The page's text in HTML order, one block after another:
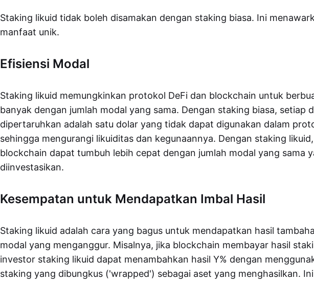
Staking likuid tidak boleh disamakan dengan staking biasa. Ini
manfaat unik.
Efisiensi Modal
Staking likuid memungkinkan protokol DeFi dan blockchain untuk
banyak dengan jumlah modal yang sama. Dengan staking biasa, setiap
dipertaruhkan adalah satu dolar yang tidak dapat digunakan dalam
sehingga mengurangi likuiditas dan kegunaannya. Dengan staking
blockchain dapat tumbuh lebih cepat dengan jumlah modal yang sama
diinvestasikan.
Kesempatan untuk Mendapatkan Imbal Hasil
Staking likuid adalah cara yang bagus untuk mendapatkan hasil
modal yang menganggur. Misalnya, jika blockchain membayar hasil
investor staking likuid dapat menambahkan hasil Y% dengan
staking yang dibungkus ('wrapped') sebagai aset yang menghasilkan.